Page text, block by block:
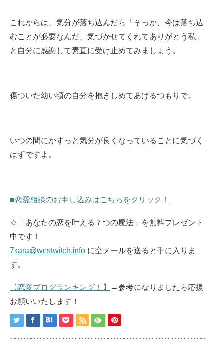
これからは、気分が落ち込んだら「そっか、今は落ち込
むことが必要なんだ、気づかせてくれてありがとう私」
と自分に感謝して素直に受け止めてみましょう。
傷ついた幼い頃の自分を抱きしめてあげるつもりで。
いつの間にかすっと気分が良くなっていることに気づく
はずですよ。
■恋愛相談のお申し込みはこちらをクリック！
☆「あなたの恋を叶える７つの魔法」を無料プレゼント
中です！
7kara@westwitch.info に空メールを送ると手に入りま
す。
【恋愛ブログランキング！】
←参考になりましたら応援
お願いいたします！